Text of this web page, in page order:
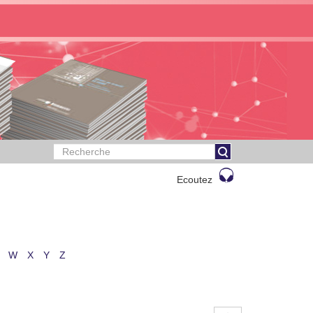
Ecoutez
W X Y Z